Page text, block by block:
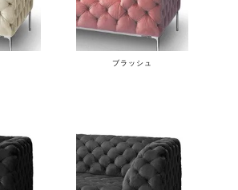
ブラッシュ